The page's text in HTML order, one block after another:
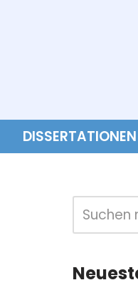
DISSERTATIONEN